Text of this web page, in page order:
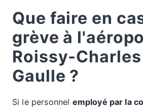
Que faire en
grève à
Roissy-
Gaulle ?
Si le personnel employé par la